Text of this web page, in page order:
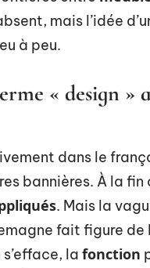
mais l’idée
à peu.
« design »
dans le
bannières. À la fin
. Mais la
fait figure
la fonction